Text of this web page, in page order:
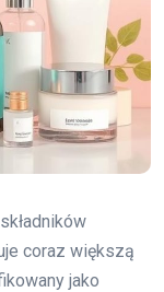
coraz większą
jako